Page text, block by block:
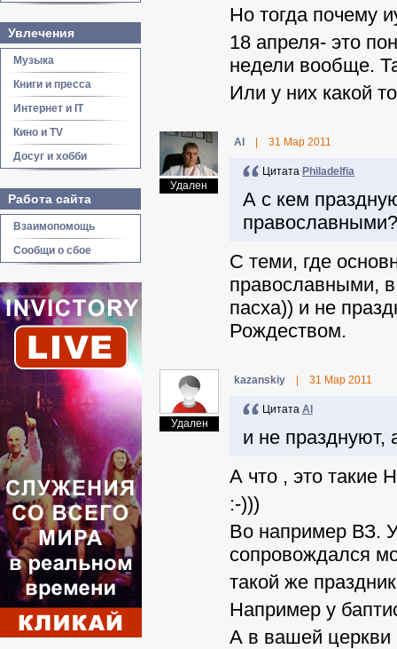
Увлечения
Музыка
Книги и пресса
Интернет и IT
Кино и TV
Досуг и хобби
Работа сайта
Взаимопомощь
Сообщи о сбое
Но тогда почему
18 апреля- это
недели вообще.
Или у них какой
Удален
Al 31 Мар 2011
Цитата Philadelfia
А с кем
православными?
С теми, где
православными,
пасха)) и не
Рождеством.
Удален
kazanskiy 31 Мар 2011
Цитата Al
и не празднуют,
А что , это
:-)))
Во например ВЗ.
сопровождался
такой же
Например у
А в вашей церкви